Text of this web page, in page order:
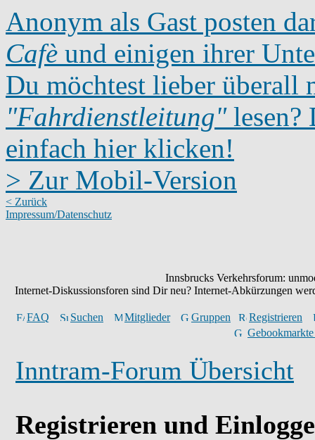
Anonym als Gast posten
Cafè und einigen ihrer
Du möchtest lieber überall
"Fahrdienstleitung"lesen?
einfach hier klicken!
> Zur Mobil-Version
< Zurück
Impressum/Datenschutz
Innsbrucks Verkehrsforum:
Internet-Diskussionsforen sind Dir neu? Internet-Abkürzungen
FAQ Suchen Mitglieder Gruppen
Registrieren
Inntram-Forum Übersicht
Registrieren und